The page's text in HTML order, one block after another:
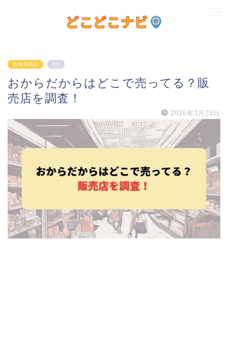
飲食系商品 PR
おからだからはどこで売ってる？販
売店を調査！
2026年3月23日